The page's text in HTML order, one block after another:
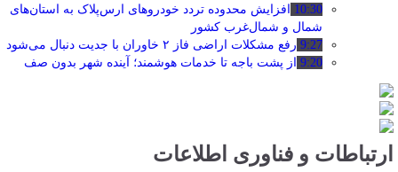
10:30
افزایش محدوده تردد خودروهای ارس‌پلاک به استان‌های
شمال و شمال‌غرب کشور
9:27 رفع مشکلات اراضی فاز ۲ خاوران با جدیت دنبال می‌شود
9:20 از پشت باجه تا خدمات هوشمند؛ آینده شهر بدون صف
ارتباطات و فناوری اطلاعات